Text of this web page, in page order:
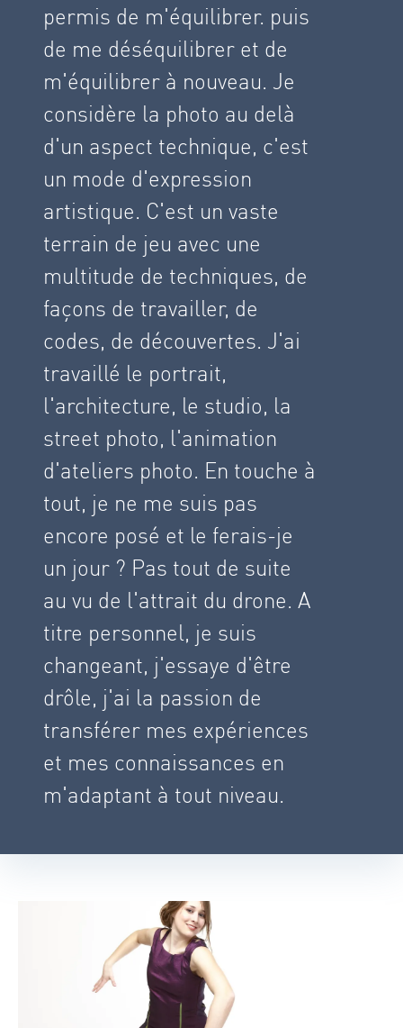
permis de m'équilibrer. puis
de me déséquilibrer et de
m'équilibrer à nouveau. Je
considère la photo au delà
d'un aspect technique, c'est
un mode d'expression
artistique. C'est un vaste
terrain de jeu avec une
multitude de techniques, de
façons de travailler, de
codes, de découvertes. J'ai
travaillé le portrait,
l'architecture, le studio, la
street photo, l'animation
d'ateliers photo. En touche à
tout, je ne me suis pas
encore posé et le ferais-je
un jour ? Pas tout de suite
au vu de l'attrait du drone. A
titre personnel, je suis
changeant, j'essaye d'être
drôle, j'ai la passion de
transférer mes expériences
et mes connaissances en
m'adaptant à tout niveau.